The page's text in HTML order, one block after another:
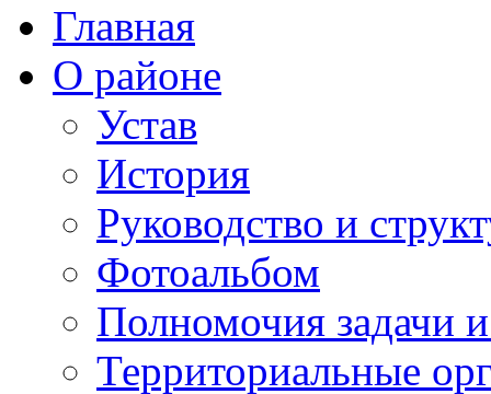
Главная
О районе
Устав
История
Руководство и
Фотоальбом
Полномочия задачи
Территориальные